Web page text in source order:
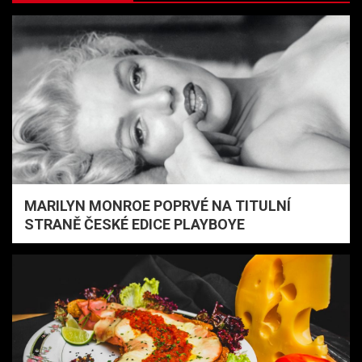
MARILYN MONROE POPRVÉ NA TITULNÍ
STRANĚ ČESKÉ EDICE PLAYBOYE